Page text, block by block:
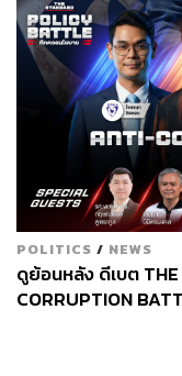
POLITICS / NEWS
ดูย้อนหลัง ดีเบต
CORRUPTION